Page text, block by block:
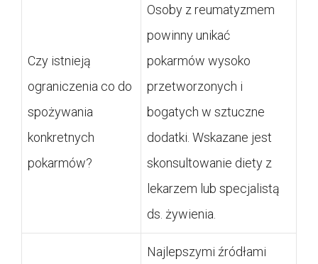
Czy istnieją
ograniczenia co do
spożywania
konkretnych
pokarmów?
Osoby z reumatyzmem
powinny unikać
pokarmów wysoko
przetworzonych i
bogatych w sztuczne
dodatki. Wskazane jest
skonsultowanie diety z
lekarzem lub specjalistą
ds. żywienia.
Najlepszymi źródłami